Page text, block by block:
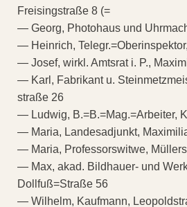
Freisingstraße 8 (=
— Georg, Photohaus und
— Heinrich,
— Josef, wirkl. Amtsrat i. P.,
— Karl, Fabrikant u.
straße 26
— Ludwig, B.=B.=Mag.=Arbeiter,
— Maria, Landesadjunkt,
— Maria, Professorswitwe,
— Max, akad. Bildhauer- und
Dollfuß=Straße 56
— Wilhelm, Kaufmann,